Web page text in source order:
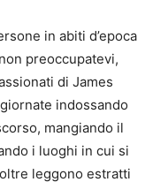
in abiti d’epoca
preoccupatevi,
di James
indossando
mangiando il
i luoghi in cui si
leggono estratti